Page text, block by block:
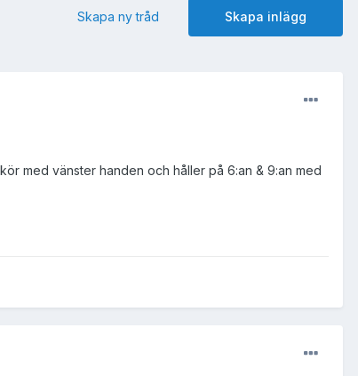
Skapa inlägg
Skapa ny tråd
med vänster handen och håller på 6:an & 9:an med